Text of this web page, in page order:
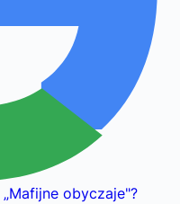
„Mafijne obyczaje"?